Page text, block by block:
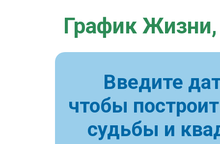
График Жизни,
Введите
чтобы
судьбы и